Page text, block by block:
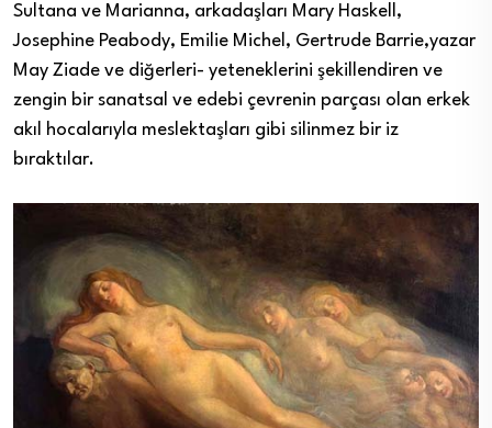
Sultana ve Marianna, arkadaşları Mary Haskell,
Josephine Peabody, Emilie Michel, Gertrude Barrie,yazar
May Ziade ve diğerleri- yeteneklerini şekillendiren ve
zengin bir sanatsal ve edebi çevrenin parçası olan erkek
akıl hocalarıyla meslektaşları gibi silinmez bir iz
bıraktılar.